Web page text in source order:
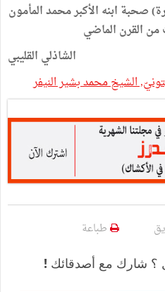
صحبة ابنه الأكبر محمد المأمون
من القرن الماضي
الشاذلي القليبي
الشيخ محمد بشير النيفر
طباعة
؟ شارك مع أصدقائك !